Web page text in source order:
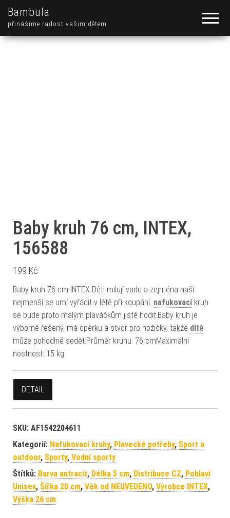
Bambula
přinášíme radost vašim dětem
Baby kruh 76 cm, INTEX,
156588
199 Kč
Baby kruh 76 cm INTEX Děti milují vodu a zejména naši
nejmenší se umí vyřádit v létě při koupání. nafukovacíkruh
se bude proto malým plaváčkům jistě hodit.Baby kruh je
výborně řešený, má opěrku a otvor pro nožičky, takže dítě
může pohodlně sedět.Průměr kruhu: 76 cmMaximální
nostnost: 15 kg
DETAIL
SKU: AF1542204611
Kategorií: Nafukovací kruhy, Plavecké potřeby, Sport a
outdoor, Sporty, Vodní sporty
Štítků: Barva antracit, Délka 5 cm, Distribuce CZ, Pohlaví
Unisex, Šířka 20 cm, Věk od NEUVEDENO, Výrobce INTEX,
Výška 26 cm